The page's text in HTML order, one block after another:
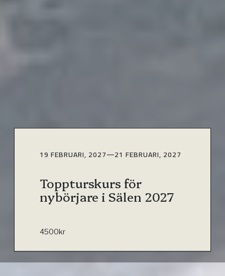
Toppturskurs för
nybörjare i Sälen 2027
19 FEBRUARI, 2027—21 FEBRUARI, 2027
4500kr